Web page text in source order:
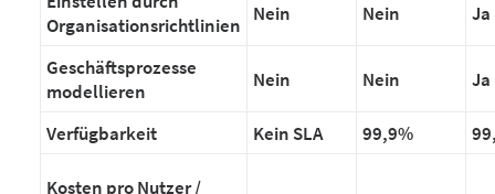
Organisationsrichtlinien Nein Nein Ja
Geschäftsprozesse
modellieren
Nein Nein Ja
Verfügbarkeit Kein SLA 99,9%
Kosten pro Nutzer /